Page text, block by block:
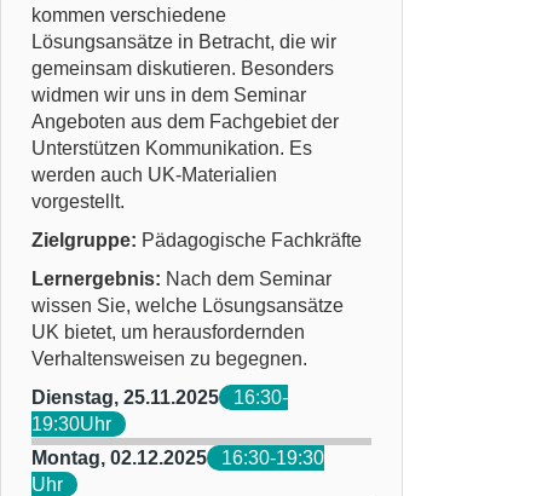
kommen verschiedene
Lösungsansätze in Betracht, die wir
gemeinsam diskutieren. Besonders
widmen wir uns in dem Seminar
Angeboten aus dem Fachgebiet der
Unterstützen Kommunikation. Es
werden auch UK-Materialien
vorgestellt.
Zielgruppe: Pädagogische Fachkräfte
Lernergebnis: Nach dem Seminar
wissen Sie, welche Lösungsansätze
UK bietet, um herausfordernden
Verhaltensweisen zu begegnen.
Dienstag, 25.11.2025
16:30-
19:30Uhr
Montag, 02.12.2025
16:30-19:30
Uhr